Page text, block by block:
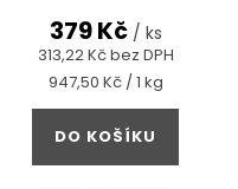
313,22 Kč bez DPH
379 Kč / ks
Měrná
cena:
947,50 Kč / 1 kg
DO KOŠÍKU